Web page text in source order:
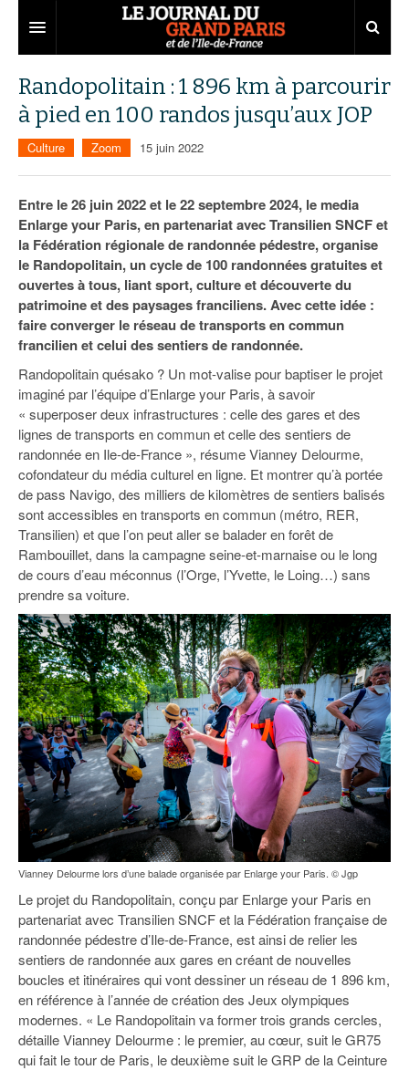
Territoires
Aménagement
Institutions
Services urbains
Entreprises
Emploi
Attractivité
Innovation
Transport
Marchés publics
75
77
78
92
93
94
Carnet
Nominations
Portraits
Agenda
Les Assises du Grand Paris
Éditions précédentes
Le podcast
Ecouter les épisodes
Lire les résumés
Randopolitain : 1 896 km à parcourir
à pied en 100 randos jusqu’aux JOP
Culture Zoom 15 juin 2022
Entre le 26 juin 2022 et le 22 septembre 2024, le media
Enlarge your Paris, en partenariat avec Transilien SNCF et
la Fédération régionale de randonnée pédestre, organise
le Randopolitain, un cycle de 100 randonnées gratuites et
ouvertes à tous, liant sport, culture et découverte du
patrimoine et des paysages franciliens. Avec cette idée :
faire converger le réseau de transports en commun
francilien et celui des sentiers de randonnée.
Randopolitain quésako ? Un mot-valise pour baptiser le projet
imaginé par l’équipe d’Enlarge your Paris, à savoir
« superposer deux infrastructures : celle des gares et des
lignes de transports en commun et celle des sentiers de
randonnée en Ile-de-France », résume Vianney Delourme,
cofondateur du média culturel en ligne. Et montrer qu’à portée
de pass Navigo, des milliers de kilomètres de sentiers balisés
sont accessibles en transports en commun (métro, RER,
Transilien) et que l’on peut aller se balader en forêt de
Rambouillet, dans la campagne seine-et-marnaise ou le long
de cours d’eau méconnus (l’Orge, l’Yvette, le Loing…) sans
prendre sa voiture.
Vianney Delourme lors d’une balade organisée par Enlarge your Paris. © Jgp
Le projet du Randopolitain, conçu par Enlarge your Paris en
partenariat avec Transilien SNCF et la Fédération française de
randonnée pédestre d’Ile-de-France, est ainsi de relier les
sentiers de randonnée aux gares en créant de nouvelles
boucles et itinéraires qui vont dessiner un réseau de 1 896 km,
en référence à l’année de création des Jeux olympiques
modernes. « Le Randopolitain va former trois grands cercles,
détaille Vianney Delourme : le premier, au cœur, suit le GR75
qui fait le tour de Paris, le deuxième suit le GRP de la Ceinture